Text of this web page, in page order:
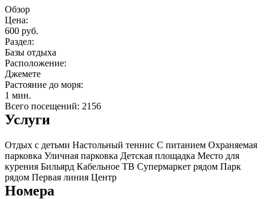
Обзор
Цена:
600 руб.
Раздел:
Базы отдыха
Расположение:
Джемете
Растояние до моря:
1 мин.
Всего посещений: 2156
Услуги
Отдых с детьми Настольный теннис С питанием Охраняемая
парковка Уличная парковка Детская площадка Место для
курения Бильярд Кабельное ТВ Супермаркет рядом Парк
рядом Первая линия Центр
Номера